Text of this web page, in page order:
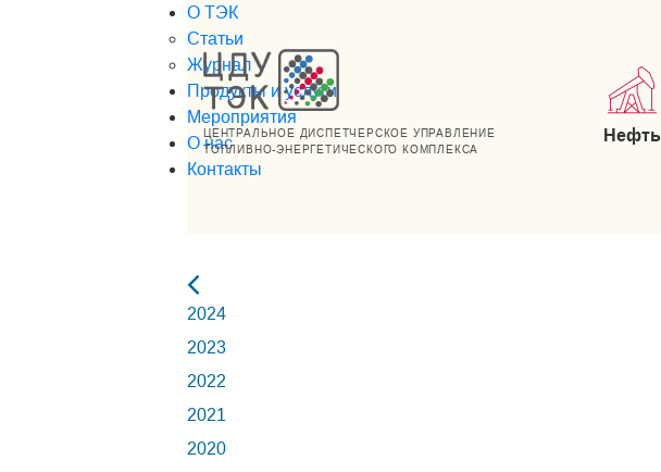
ЦЕНТРАЛЬНОЕ ДИСПЕТЧЕРСКОЕ УПРАВЛЕНИЕ
ТОПЛИВНО-ЭНЕРГЕТИЧЕСКОГО КОМПЛЕКСА
Нефть
О ТЭК
Статьи
Журнал
Продукты и услуги
Мероприятия
О нас
Контакты
2024
2023
2022
2021
2020